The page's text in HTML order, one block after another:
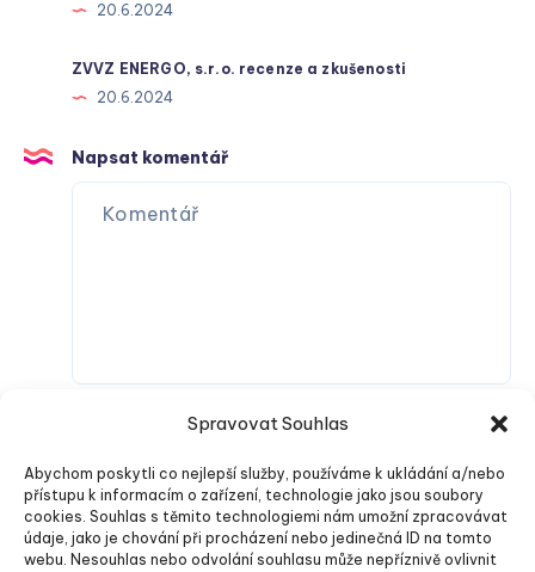
Spravovat Souhlas
Abychom poskytli co nejlepší služby, používáme k ukládání a/nebo
přístupu k informacím o zařízení, technologie jako jsou soubory
cookies. Souhlas s těmito technologiemi nám umožní zpracovávat
údaje, jako je chování při procházení nebo jedinečná ID na tomto
webu. Nesouhlas nebo odvolání souhlasu může nepříznivě ovlivnit
20.6.2024
ZVVZ ENERGO, s.r.o. recenze a zkušenosti
20.6.2024
Napsat komentář